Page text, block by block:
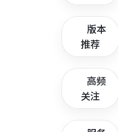
版本
推荐
高频
关注